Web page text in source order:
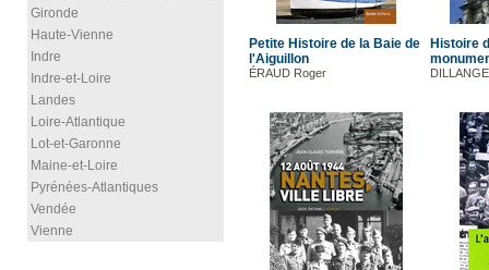
Gironde
Haute-Vienne
Indre
Indre-et-Loire
Landes
Loire-Atlantique
Lot-et-Garonne
Maine-et-Loire
Pyrénées-Atlantiques
Vendée
Vienne
Petite Histoire de la Baie de
l'Aiguillon
ÉRAUD Roger
Histoire